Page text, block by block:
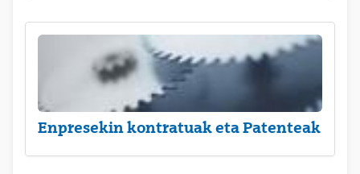
Enpresekin kontratuak eta Patenteak